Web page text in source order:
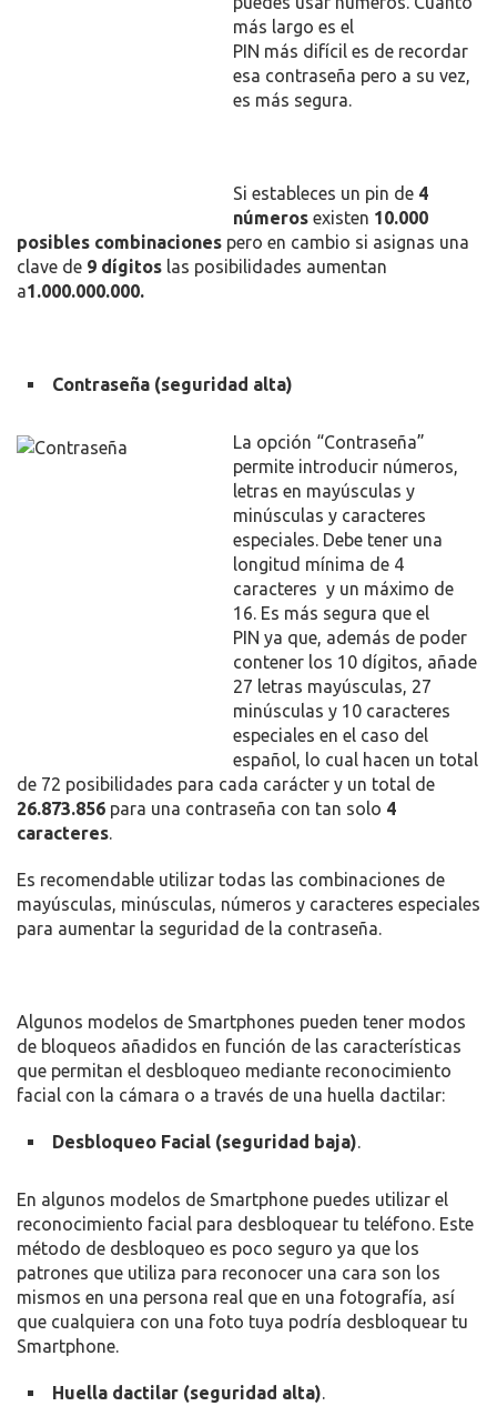
más largo es el
PIN más difícil es de recordar
esa contraseña pero a su vez,
es más segura.
Si estableces un pin de 4
números existen 10.000
posibles combinaciones pero en cambio si asignas una
clave de 9 dígitos las posibilidades aumentan
a1.000.000.000.
Contraseña (seguridad alta)
La opción “Contraseña”
permite introducir números,
letras en mayúsculas y
minúsculas y caracteres
especiales. Debe tener una
longitud mínima de 4
caracteres y un máximo de
16. Es más segura que el
PIN ya que, además de poder
contener los 10 dígitos, añade
27 letras mayúsculas, 27
minúsculas y 10 caracteres
especiales en el caso del
español, lo cual hacen un total
de 72 posibilidades para cada carácter y un total de
26.873.856 para una contraseña con tan solo 4
caracteres
Es recomendable utilizar todas las combinaciones de
mayúsculas, minúsculas, números y caracteres especiales
para aumentar la seguridad de la contraseña.
Algunos modelos de Smartphones pueden tener modos
de bloqueos añadidos en función de las características
que permitan el desbloqueo mediante reconocimiento
facial con la cámara o a través de una huella dactilar:
Desbloqueo Facial (seguridad baja)
En algunos modelos de Smartphone puedes utilizar el
reconocimiento facial para desbloquear tu teléfono. Este
método de desbloqueo es poco seguro ya que los
patrones que utiliza para reconocer una cara son los
mismos en una persona real que en una fotografía, así
que cualquiera con una foto tuya podría desbloquear tu
Smartphone.
Huella dactilar (seguridad alta)